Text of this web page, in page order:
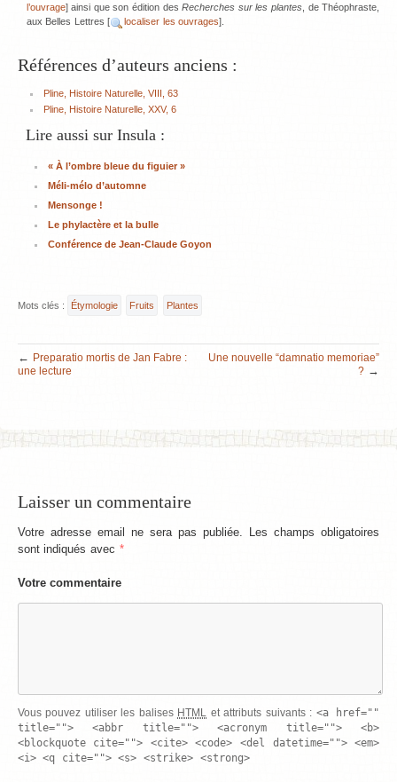
l’ouvrage] ainsi que son édition desRecherches sur les plantes , de Théophraste,
aux Belles Lettres [
localiser les ouvrages].
Références d’auteurs anciens :
Pline, Histoire Naturelle, VIII, 63
Pline, Histoire Naturelle, XXV, 6
Lire aussi sur Insula :
« À l’ombre bleue du figuier »
Méli-mélo d’automne
Mensonge !
Le phylactère et la bulle
Conférence de Jean-Claude Goyon
Mots clés : Étymologie Fruits Plantes
←
Preparatio mortis de Jan Fabre :
une lecture
Une nouvelle “damnatio memoriae”
? →
Laisser un commentaire
Votre adresse email ne sera pas publiée. Les champs obligatoires
sont indiqués avec *
Votre commentaire
Vous pouvez utiliser les balises HTML et attributs suivants : <a href=""
title=""> <abbr title=""> <acronym title=""> <b>
<blockquote cite=""> <cite> <code> <del datetime=""> <em>
<i> <q cite=""> <s> <strike> <strong>